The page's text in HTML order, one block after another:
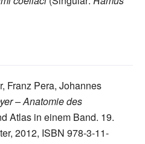
Franz Pera, Johannes
– Anatomie des
Atlas in einem Band. 19.
2012, ISBN 978-3-11-